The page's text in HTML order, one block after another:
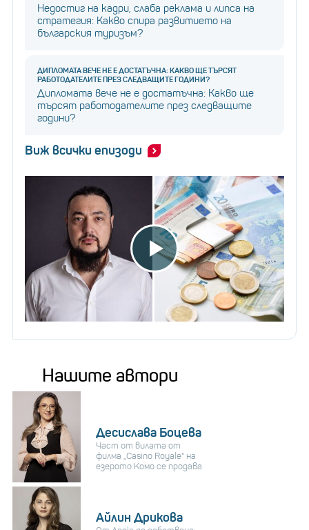
Недостиг на кадри, слаба реклама и липса на
стратегия: Какво спира развитието на
българския туризъм?
ДИПЛОМАТА ВЕЧЕ НЕ Е ДОСТАТЪЧНА: КАКВО ЩЕ ТЪРСЯТ
РАБОТОДАТЕЛИТЕ ПРЕЗ СЛЕДВАЩИТЕ ГОДИНИ?
Дипломата вече не е достатъчна: Какво ще
търсят работодателите през следващите
години?
Виж всички епизоди
Нашите автори
Десислава Боцева
Част от вилата от
филма „Casino Royale“ на
езерото Комо се продава
Айлин Дрикова